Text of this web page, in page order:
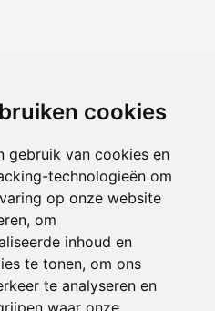
cookies
gebruik van cookies en
technologieën om
op onze website
om
inhoud en
te tonen, om ons
te analyseren en
waar onze
Tirol.eu